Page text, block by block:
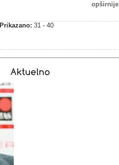
opširnije
Prikazano: 31 - 40
Aktuelno